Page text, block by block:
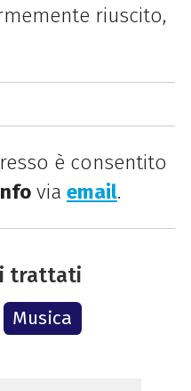
riuscito,
è consentito
via email.
trattati
Musica